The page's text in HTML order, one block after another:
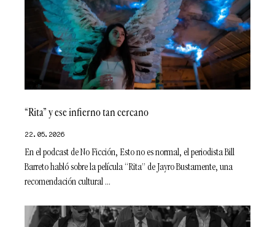
“Rita” y ese infierno tan cercano
22.05.2026
En el podcast de No Ficción, Esto no es normal, el periodista Bill
Barreto habló sobre la película “Rita” de Jayro Bustamente, una
recomendación cultural